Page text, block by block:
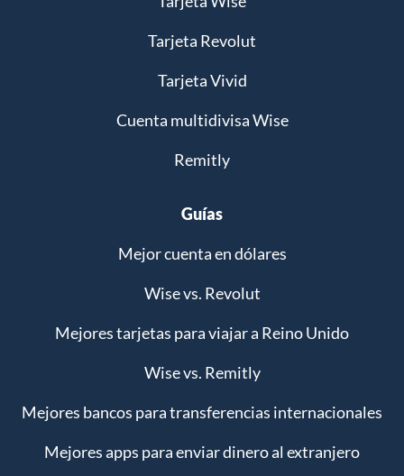
Tarjeta Revolut
Tarjeta Vivid
Cuenta multidivisa Wise
Remitly
Guías
Mejor cuenta en dólares
Wise vs. Revolut
Mejores tarjetas para viajar a Reino Unido
Wise vs. Remitly
Mejores bancos para transferencias internacionales
Mejores apps para enviar dinero al extranjero